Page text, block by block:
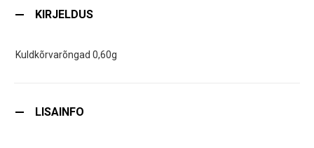
KIRJELDUS
Kuldkõrvarõngad 0,60g
LISAINFO